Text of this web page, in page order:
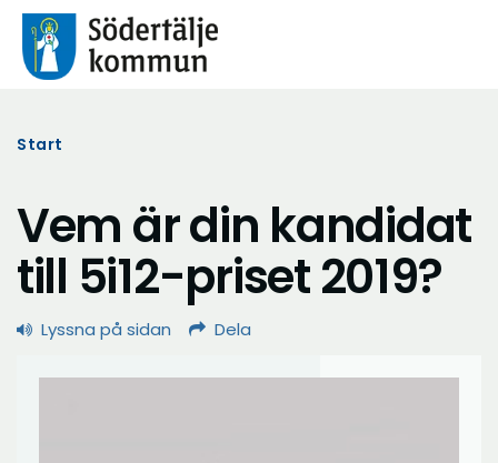
Start
Vem är din kandidat
till 5i12-priset 2019?
Lyssna på sidan Dela